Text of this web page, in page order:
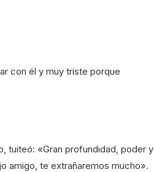
con él y muy triste porque
tuiteó: «Gran profundidad, poder y
amigo, te extrañaremos mucho».